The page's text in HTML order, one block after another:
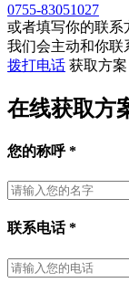
0755-83051027
或者填写你的联系
我们会主动和你联
拨打电话 获取方案
在线获取方
您的称呼*
联系电话*